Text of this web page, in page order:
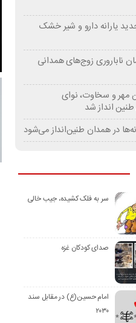
یارانه دارو و شیر خشک
ناباروری زوج‌های همدانی
مهر و سخاوت، نوای
انداز شد
در همدان طنین‌انداز می‌شود
سر به فلک کشیده، جیب خالی
صدای کودکان غزه
امام حسین(ع) در مقابل سند
۲۰۳۰